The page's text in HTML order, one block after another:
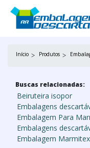
Início Produtos
Buscas relacionadas:
Beiruteira isopor
Embalagens
Embalagem Para
Embalagens
Embalagem